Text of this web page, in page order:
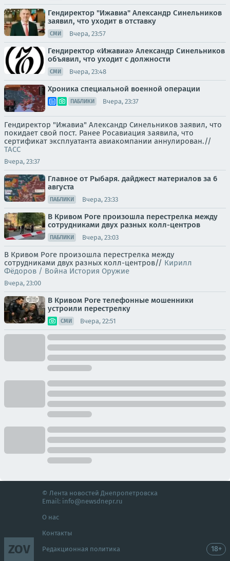
Гендиректор "Ижавиа" Александр Синельников
заявил, что уходит в отставку
СМИ Вчера, 23:57
Гендиректор «Ижавиа» Александр Синельников
объявил, что уходит с должности
СМИ Вчера, 23:48
Хроника специальной военной операции
ПАБЛИКИ Вчера, 23:37
Гендиректор "Ижавиа" Александр Синельников заявил, что
покидает свой пост. Ранее Росавиация заявила, что
сертификат эксплуатанта авиакомпании аннулирован.//
ТАСС
Вчера, 23:37
Главное от Рыбаря. дайджест материалов за 6
августа
ПАБЛИКИ Вчера, 23:33
В Кривом Роге произошла перестрелка между
сотрудниками двух разных колл-центров
ПАБЛИКИ Вчера, 23:03
В Кривом Роге произошла перестрелка между
сотрудниками двух разных колл-центров// Кирилл
Фёдоров / Война История Оружие
Вчера, 23:00
В Кривом Роге телефонные мошенники
устроили перестрелку
СМИ Вчера, 22:51
ZOV
© Лента новостей Днепропетровска
Email: info@newsdnepr.ru
О нас
Контакты
Редакционная политика 18+